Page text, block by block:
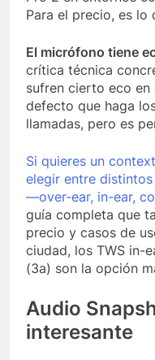
Para el precio, es lo
El micrófono tiene
crítica técnica
sufren cierto eco
defecto que haga
llamadas, pero es
Si quieres un
elegir entre
—over-ear, in-ear,
guía completa que
precio y casos de
ciudad, los TWS in-
(3a) son la opción
Audio
interesante